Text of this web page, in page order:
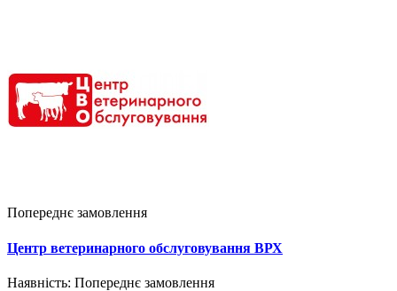
Попереднє замовлення
Центр ветеринарного обслуговування ВРХ
Наявність: Попереднє замовлення